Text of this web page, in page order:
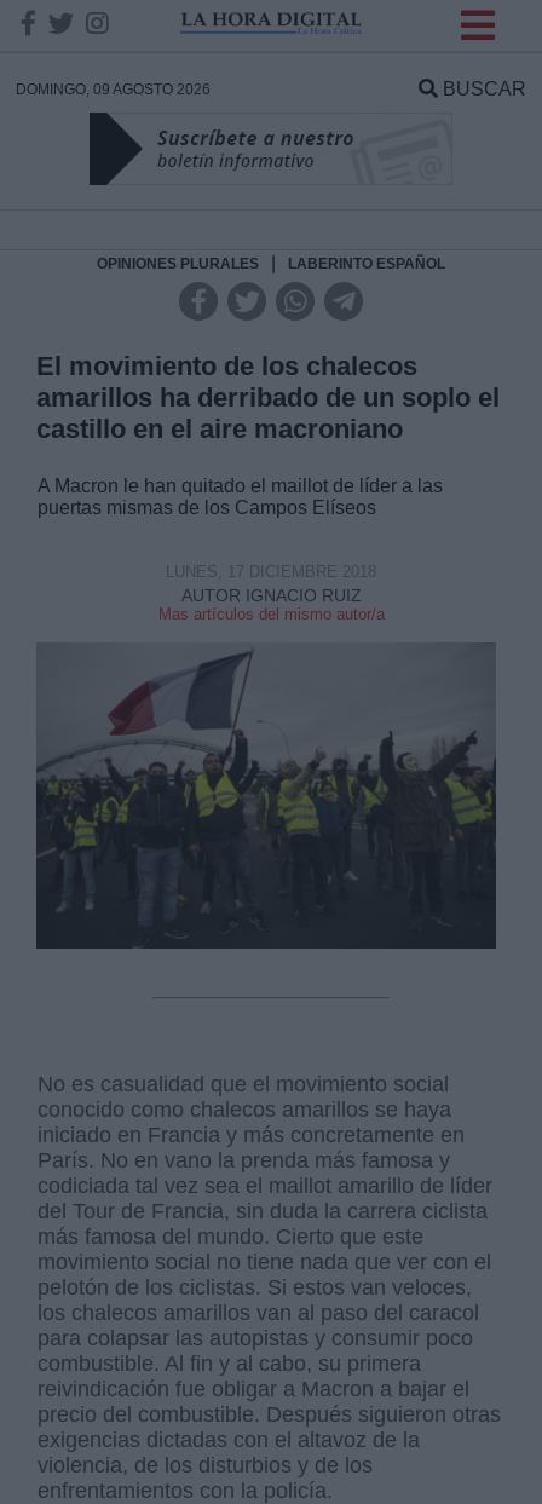
DOMINGO, 09 AGOSTO 2026 BUSCAR
OPINIONES PLURALES LABERINTO ESPAÑOL
El movimiento de los chalecos
amarillos ha derribado de un soplo el
castillo en el aire macroniano
A Macron le han quitado el maillot de líder a las
puertas mismas de los Campos Elíseos
AUTOR IGNACIO RUIZ
Mas artículos del mismo autor/a
LUNES, 17 DICIEMBRE 2018
No es casualidad que el movimiento social
conocido como chalecos amarillos se haya
iniciado en Francia y más concretamente en
París. No en vano la prenda más famosa y
codiciada tal vez sea el maillot amarillo de líder
del Tour de Francia, sin duda la carrera ciclista
más famosa del mundo. Cierto que este
movimiento social no tiene nada que ver con el
pelotón de los ciclistas. Si estos van veloces,
los chalecos amarillos van al paso del caracol
para colapsar las autopistas y consumir poco
combustible. Al fin y al cabo, su primera
reivindicación fue obligar a Macron a bajar el
precio del combustible. Después siguieron otras
exigencias dictadas con el altavoz de la
violencia, de los disturbios y de los
enfrentamientos con la policía.
DATOS
Responsable:
Legitimación:
Destinatarios:
Derechos:
link
Información adicional
link